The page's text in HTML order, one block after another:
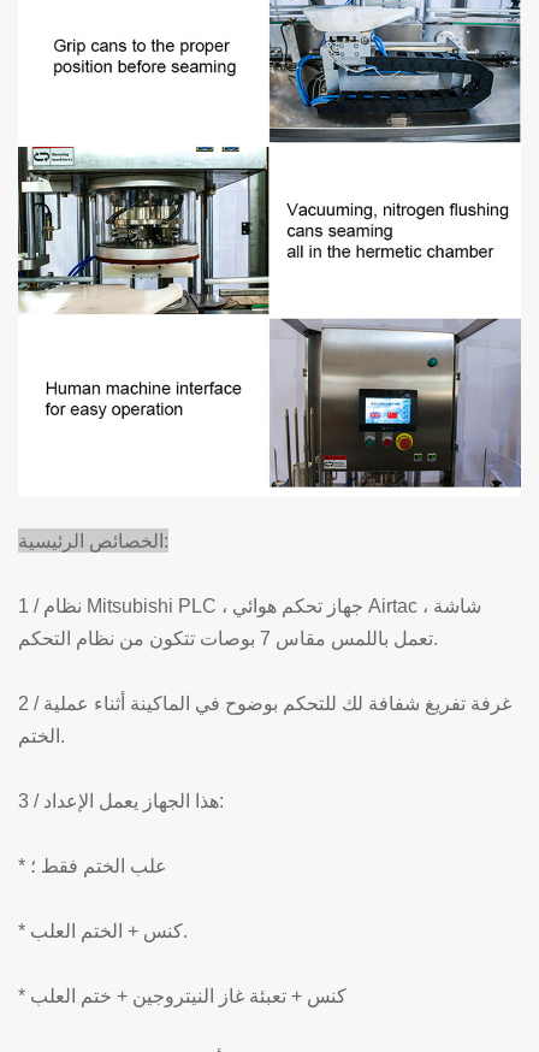
الخصائص الرئيسية:
1 / نظام Mitsubishi PLC ، جهاز تحكم هوائي Airtac ، شاشة
تعمل باللمس مقاس 7 بوصات تتكون من نظام التحكم.
2 / غرفة تفريغ شفافة لك للتحكم بوضوح في الماكينة أثناء عملية
الختم.
3 / هذا الجهاز يعمل الإعداد:
* علب الختم فقط ؛
* كنس + الختم العلب.
* كنس + تعبئة غاز النيتروجين + ختم العلب